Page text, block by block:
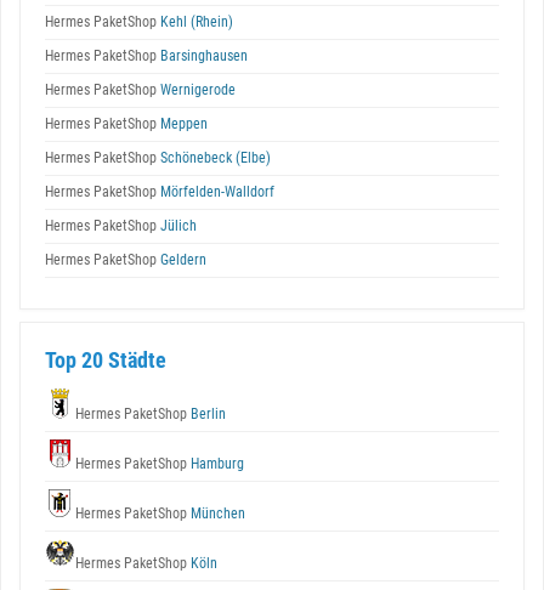
Hermes PaketShop Kehl (Rhein)
Hermes PaketShop Barsinghausen
Hermes PaketShop Wernigerode
Hermes PaketShop Meppen
Hermes PaketShop Schönebeck (Elbe)
Hermes PaketShop Mörfelden-Walldorf
Hermes PaketShop Jülich
Hermes PaketShop Geldern
Top 20 Städte
Hermes PaketShop Berlin
Hermes PaketShop Hamburg
Hermes PaketShop München
Hermes PaketShop Köln